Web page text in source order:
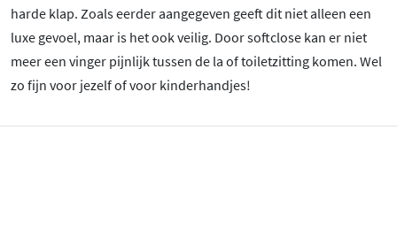
harde klap. Zoals eerder aangegeven geeft dit niet alleen een
luxe gevoel, maar is het ook veilig. Door softclose kan er niet
meer een vinger pijnlijk tussen de la of toiletzitting komen. Wel
zo fijn voor jezelf of voor kinderhandjes!